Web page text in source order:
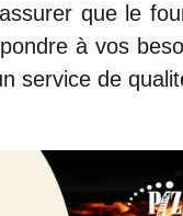
que le
à vos
service de